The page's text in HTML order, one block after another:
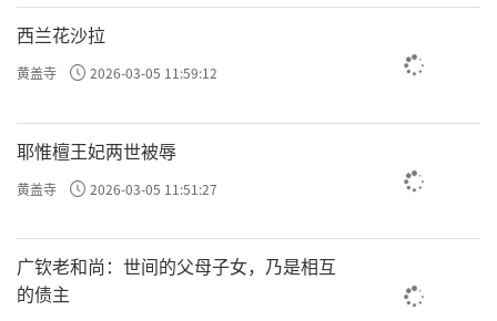
西兰花沙拉
黄盖寺 2026-03-05 11:59:12
耶惟檀王妃两世被辱
黄盖寺 2026-03-05 11:51:27
广钦老和尚：世间的父母子女，乃是相互
的债主